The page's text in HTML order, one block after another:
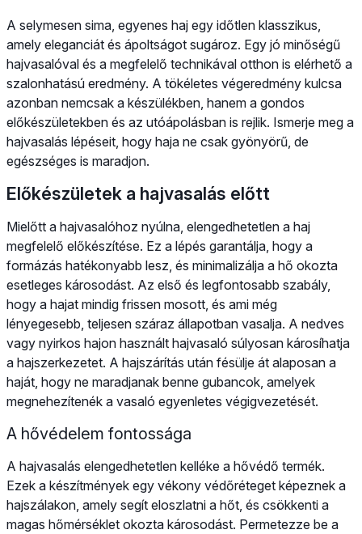
A selymesen sima, egyenes haj egy időtlen klasszikus,
amely eleganciát és ápoltságot sugároz. Egy jó minőségű
hajvasalóval és a megfelelő technikával otthon is elérhető a
szalonhatású eredmény. A tökéletes végeredmény kulcsa
azonban nemcsak a készülékben, hanem a gondos
előkészületekben és az utóápolásban is rejlik. Ismerje meg a
hajvasalás lépéseit, hogy haja ne csak gyönyörű, de
egészséges is maradjon.
Előkészületek a hajvasalás előtt
Mielőtt a hajvasalóhoz nyúlna, elengedhetetlen a haj
megfelelő előkészítése. Ez a lépés garantálja, hogy a
formázás hatékonyabb lesz, és minimalizálja a hő okozta
esetleges károsodást. Az első és legfontosabb szabály,
hogy a hajat mindig frissen mosott, és ami még
lényegesebb, teljesen száraz állapotban vasalja. A nedves
vagy nyirkos hajon használt hajvasaló súlyosan károsíhatja
a hajszerkezetet. A hajszárítás után fésülje át alaposan a
haját, hogy ne maradjanak benne gubancok, amelyek
megnehezítenék a vasaló egyenletes végigvezetését.
A hővédelem fontossága
A hajvasalás elengedhetetlen kelléke a hővédő termék.
Ezek a készítmények egy vékony védőréteget képeznek a
hajszálakon, amely segít eloszlatni a hőt, és csökkenti a
magas hőmérséklet okozta károsodást. Permetezze be a